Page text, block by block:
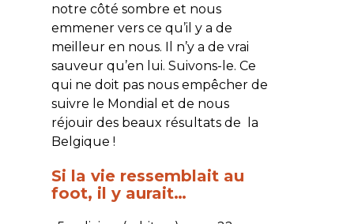
notre côté sombre et nous
emmener vers ce qu’il y a de
meilleur en nous. Il n’y a de vrai
sauveur qu’en lui. Suivons-le. Ce
qui ne doit pas nous empêcher de
suivre le Mondial et de nous
réjouir des beaux résultats de la
Belgique !
Si la vie ressemblait au
foot, il y aurait…